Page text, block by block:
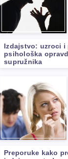
Izdajstvo: uzroci i
psihološka
supružnika
Preporuke kako